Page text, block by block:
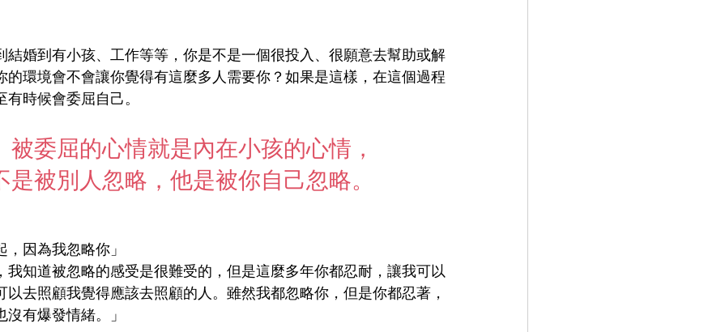
結婚到有小孩、工作等等，你是不是一個很投入、很願意去幫助或解
的環境會不會讓你覺得有這麼多人需要你？如果是這樣，在這個過程
時候會委屈自己。
被委屈的心情就是內在小孩的心情，
是被別人忽略，他是被你自己忽略。
因為我忽略你」
我知道被忽略的感受是很難受的，但是這麼多年你都忍耐，讓我可以
去照顧我覺得應該去照顧的人。雖然我都忽略你，但是你都忍著，
有爆發情緒。」